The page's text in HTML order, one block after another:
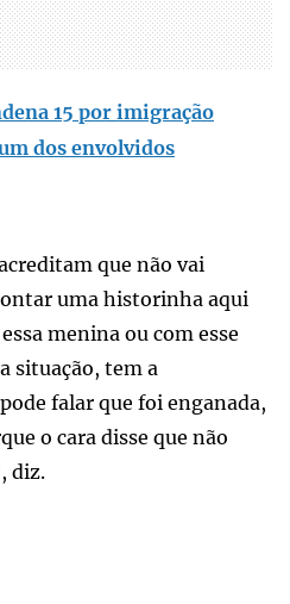
15 por imigração
dos envolvidos
que não vai
uma historinha aqui
menina ou com esse
situação, tem a
falar que foi enganada,
o cara disse que não
diz.